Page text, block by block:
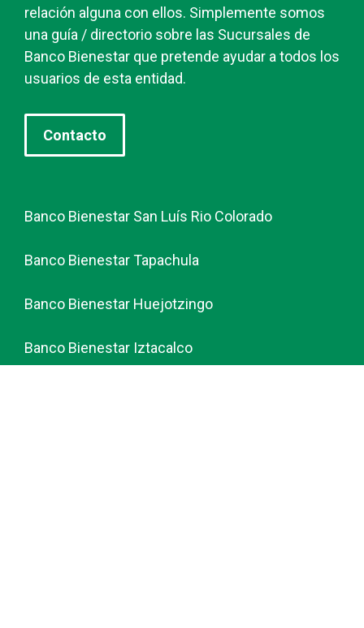
relación alguna con ellos. Simplemente somos
una guía / directorio sobre las Sucursales de
Banco Bienestar que pretende ayudar a todos los
usuarios de esta entidad.
Contacto
Banco Bienestar San Luís Rio Colorado
Banco Bienestar Tapachula
Banco Bienestar Huejotzingo
Banco Bienestar Iztacalco